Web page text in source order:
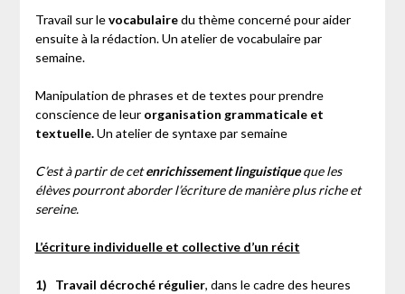
Travail sur levocabulairedu thème concerné pour aider
ensuite à la rédaction. Un atelier de vocabulaire par
semaine.
Manipulation de phrases et de textes pour prendre
conscience de leur organisation grammaticale et
textuelle.Un atelier de syntaxe par semaine
C’est à partir de cetenrichissement linguistiqueque les
élèves pourront aborder l’écriture de manière plus riche et
sereine.
L’écriture individuelle et collective d’un récit
1) Travail décroché régulier, dans le cadre des heures